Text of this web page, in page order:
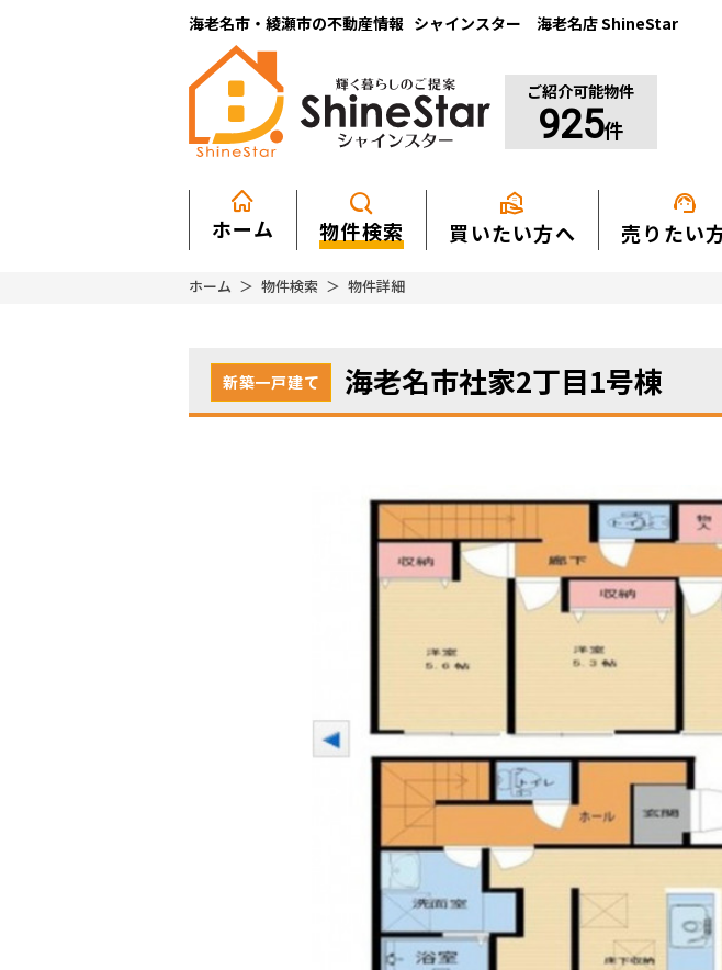
海老名市・綾瀬市の不動産情報 シャインスター 海老名店 ShineStar
ご紹介可能物件
925件
ホーム 物件検索
real_estate_agent
買いたい方へ
support_agent
売りたい
ホーム 物件検索 物件詳細
新築一戸建て 海老名市社家2丁目1号棟